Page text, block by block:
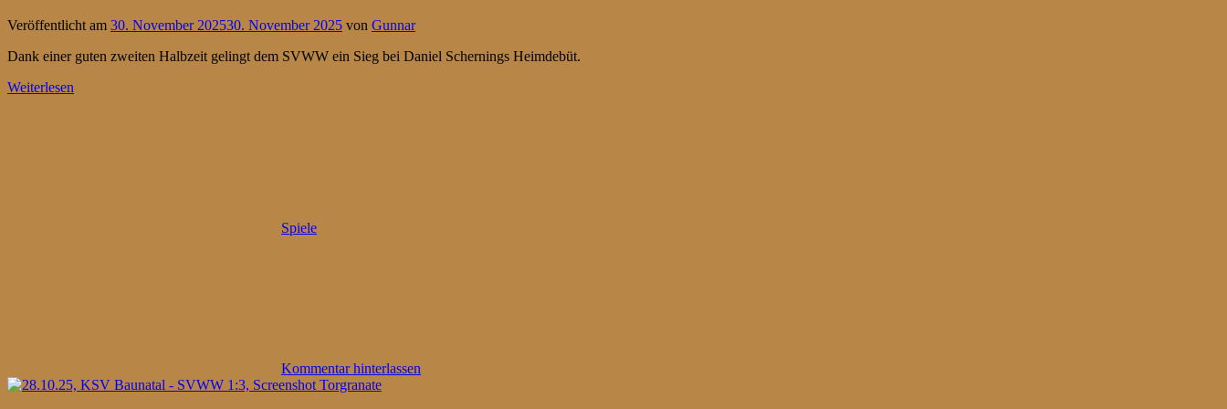
Veröffentlicht am 30. November 202530. November 2025 von Gunnar
Dank einer guten zweiten Halbzeit gelingt dem SVWW ein Sieg bei Daniel Schernings Heimdebüt.
Weiterlesen
Spiele
Kommentar hinterlassen